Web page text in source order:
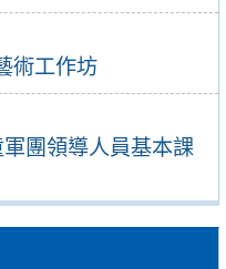
術工作坊
團領導人員基本課